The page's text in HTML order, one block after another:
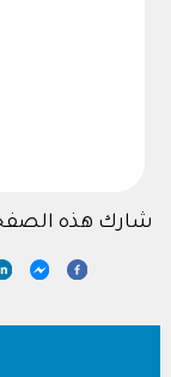
شارك هذه